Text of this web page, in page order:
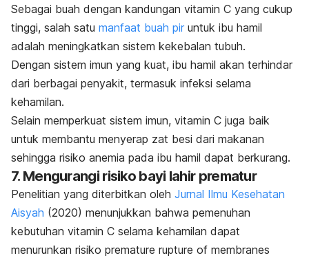
Sebagai buah dengan kandungan vitamin C yang cukup
tinggi, salah satu manfaat buah pir untuk ibu hamil
adalah meningkatkan sistem kekebalan tubuh.
Dengan sistem imun yang kuat, ibu hamil akan terhindar
dari berbagai penyakit, termasuk infeksi selama
kehamilan.
Selain memperkuat sistem imun, vitamin C juga baik
untuk membantu menyerap zat besi dari makanan
sehingga risiko anemia pada ibu hamil dapat berkurang.
7. Mengurangi risiko bayi lahir prematur
Penelitian yang diterbitkan oleh Jurnal Ilmu Kesehatan
Aisyah (2020) menunjukkan bahwa pemenuhan
kebutuhan vitamin C selama kehamilan dapat
menurunkan risiko premature rupture of membranes